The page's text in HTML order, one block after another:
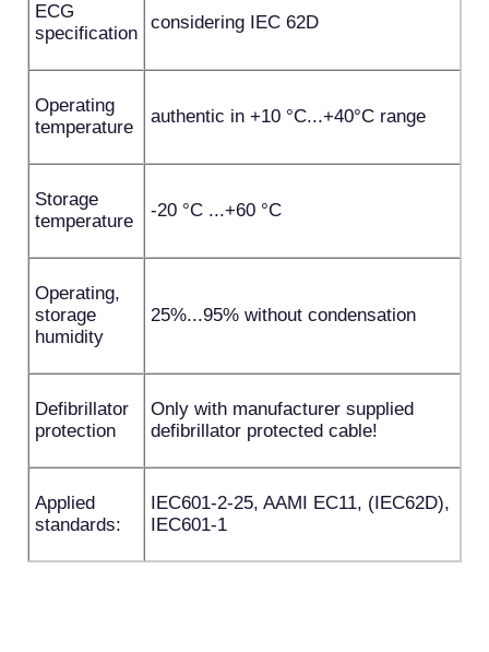
ECG
specification
considering IEC 62D
Operating
temperature
authentic in +10 °C...+40°C range
Storage
temperature
-20 °C ...+60 °C
Operating,
storage
humidity
25%...95% without condensation
Defibrillator
protection
Only with manufacturer supplied
defibrillator protected cable!
Applied
standards:
IEC601-2-25, AAMI EC11, (IEC62D),
IEC601-1